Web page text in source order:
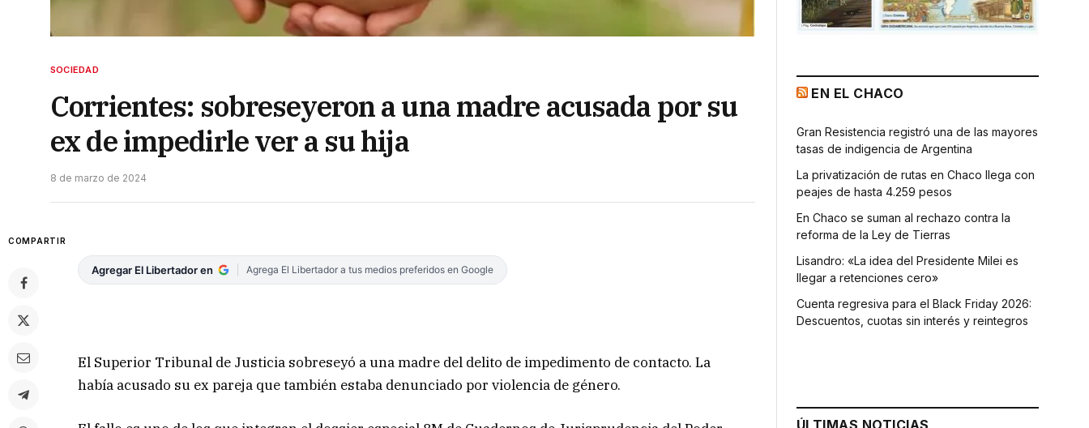
SOCIEDAD
Corrientes: sobreseyeron a una madre acusada por su
ex de impedirle ver a su hija
8 de marzo de 2024
COMPARTIR
Agregar El Libertador en Agrega El Libertador a tus medios preferidos en Google
El Superior Tribunal de Justicia sobreseyó a una madre del delito de impedimento de contacto. La
había acusado su ex pareja que también estaba denunciado por violencia de género.
EN EL CHACO
Gran Resistencia registró una de las mayores
tasas de indigencia de Argentina
La privatización de rutas en Chaco llega con
peajes de hasta 4.259 pesos
En Chaco se suman al rechazo contra la
reforma de la Ley de Tierras
Lisandro: «La idea del Presidente Milei es
llegar a retenciones cero»
Cuenta regresiva para el Black Friday 2026:
Descuentos, cuotas sin interés y reintegros
ÚLTIMAS NOTICIAS